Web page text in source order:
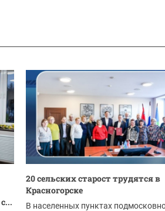
20 сельских старост трудятся в
Красногорске
В населенных пунктах